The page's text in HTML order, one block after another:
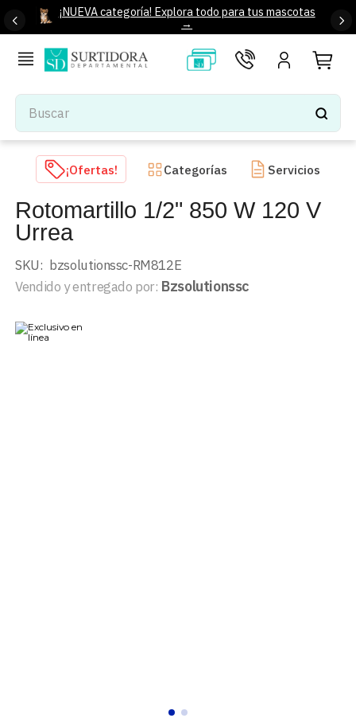
¡NUEVA categoría! Explora todo para tus mascotas
→
Buscar
TÉRMINOS MÁS BUSCADOS
tenis mujer
2.
tenis hombre
3.
mochilas
4.
iphone
5.
tenis
7.
bocinas
¡Ofertas! Categorías Servicios
Rotomartillo 1/2" 850 W 120 V
Urrea
SKU: bzsolutionssc-RM812E
Vendido y entregado por: Bzsolutionssc